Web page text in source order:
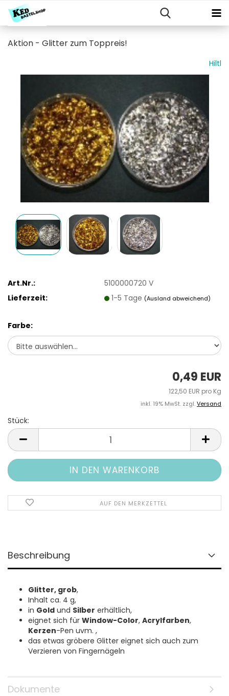
Aktion - Glitter zum Toppreis!
Hiltl
Art.Nr.:
5100000720 V
Lieferzeit:
1-5 Tage (Ausland abweichend)
Farbe:
0,49 EUR
122,50 EUR pro Kg
inkl. 19% MwSt. zzgl.Versand
Stück:
Stück
AUF DEN MERKZETTEL
Beschreibung
Glitter, grob,
Inhalt ca. 4 g,
in Gold und Silber erhältlich,
eignet sich für Window-Color, Acrylfarben,
Kerzen-Pen uvm. ,
das etwas gröbere Glitter eignet sich auch zum
Verzieren von Fingernägeln
Dokumente